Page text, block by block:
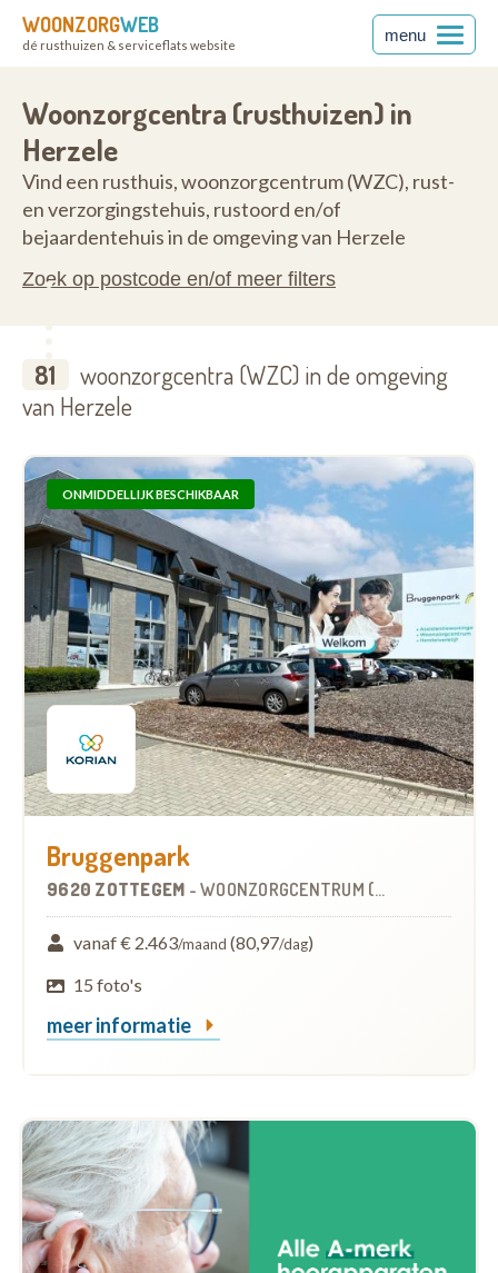
WOONZORGWEB
dé rusthuizen & serviceflats website
menu
Woonzorgcentra (rusthuizen) in
Herzele
Vind een rusthuis, woonzorgcentrum (WZC), rust-
en verzorgingstehuis, rustoord en/of
bejaardentehuis in de omgeving van Herzele
Zoek op postcode en/of meer filters
81
woonzorgcentra (WZC) in de omgeving
van Herzele
ONMIDDELLIJK BESCHIKBAAR
Bruggenpark
9620 ZOTTEGEM - WOONZORGCENTRUM (WZC)
vanaf € 2.463/maand (80,97/dag)
15 foto's
meer informatie